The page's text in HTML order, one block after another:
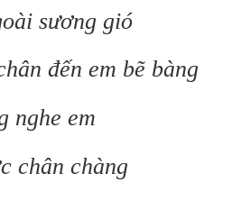
sương gió
đến em bẽ bàng
nghe em
chân chàng